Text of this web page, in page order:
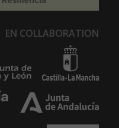
EN COLLABORATION